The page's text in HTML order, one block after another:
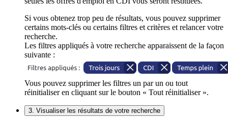
Si vous obtenez trop peu de résultats, vous pouvez supprimer
certains mots-clés ou certains filtres et critères et relancer votre
recherche.
Les filtres appliqués à votre recherche apparaissent de la façon
suivante :
Vous pouvez supprimer les filtres un par un ou tout
réinitialiser en cliquant sur le bouton « Tout réinitialiser ».
3. Visualiser les résultats de votre recherche